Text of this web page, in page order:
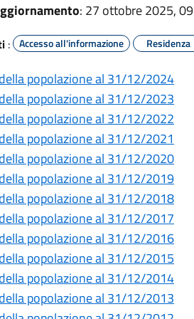
: 27 ottobre 2025,
: Accesso all'informazione Residenza
popolazione al 31/12/2024
popolazione al 31/12/2023
popolazione al 31/12/2022
popolazione al 31/12/2021
popolazione al 31/12/2020
popolazione al 31/12/2019
popolazione al 31/12/2018
popolazione al 31/12/2017
popolazione al 31/12/2016
popolazione al 31/12/2015
popolazione al 31/12/2014
popolazione al 31/12/2013